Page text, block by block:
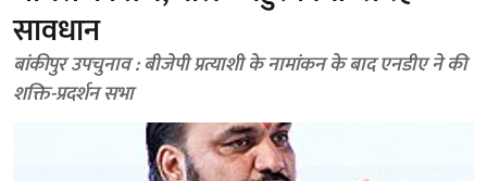
सावधान
बांकीपुर उपचुनाव : बीजेपी प्रत्याशी के नामांकन के बाद एनडीए ने की
शक्ति-प्रदर्शन सभा